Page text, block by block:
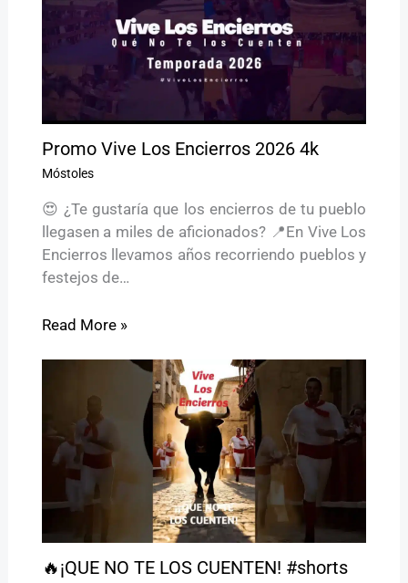
Promo Vive Los Encierros 2026 4k
Móstoles
😍 ¿Te gustaría que los encierros de tu pueblo
llegasen a miles de aficionados? 📍En Vive Los
Encierros llevamos años recorriendo pueblos y
festejos de…
Read More »
🔥¡QUE NO TE LOS CUENTEN! #shorts